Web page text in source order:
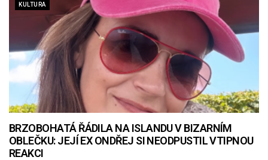
KULTURA
BRZOBOHATÁ ŘÁDILA NA ISLANDU V BIZARNÍM
OBLEČKU: JEJÍ EX ONDŘEJ SI NEODPUSTIL VTIPNOU
REAKCI